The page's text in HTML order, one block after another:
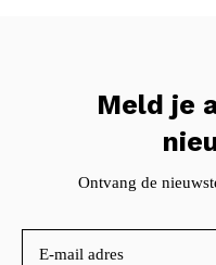
Meld je
Ontvang de